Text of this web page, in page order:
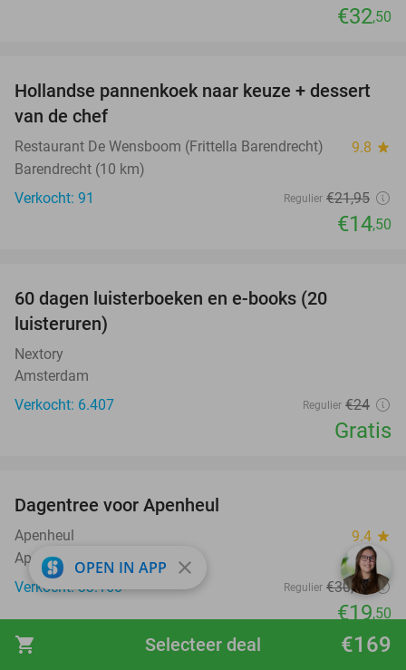
shopping_cart €169
Selecteer deal
€32,50
34%
Hollandse pannenkoek naar keuze + dessert
van de chef
Restaurant De Wensboom (Frittella Barendrecht) 9.8 star
Barendrecht (10 km)
Verkocht: 91
Regulier €21,95
€14,50
60 dagen luisterboeken en e-books (20
luisteruren)
Nextory
Amsterdam
Verkocht: 6.407
Regulier €24
Gratis
Dagentree voor Apenheul
Apenheul 9.4 star
Apeldoorn
Verkocht: 33.160
Regulier €30,50
€19,50
OPEN IN APP close